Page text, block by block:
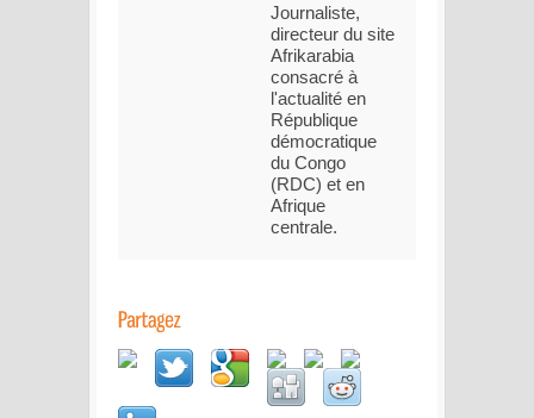
Journaliste,
directeur du site
Afrikarabia
consacré à
l'actualité en
République
démocratique
du Congo
(RDC) et en
Afrique
centrale.